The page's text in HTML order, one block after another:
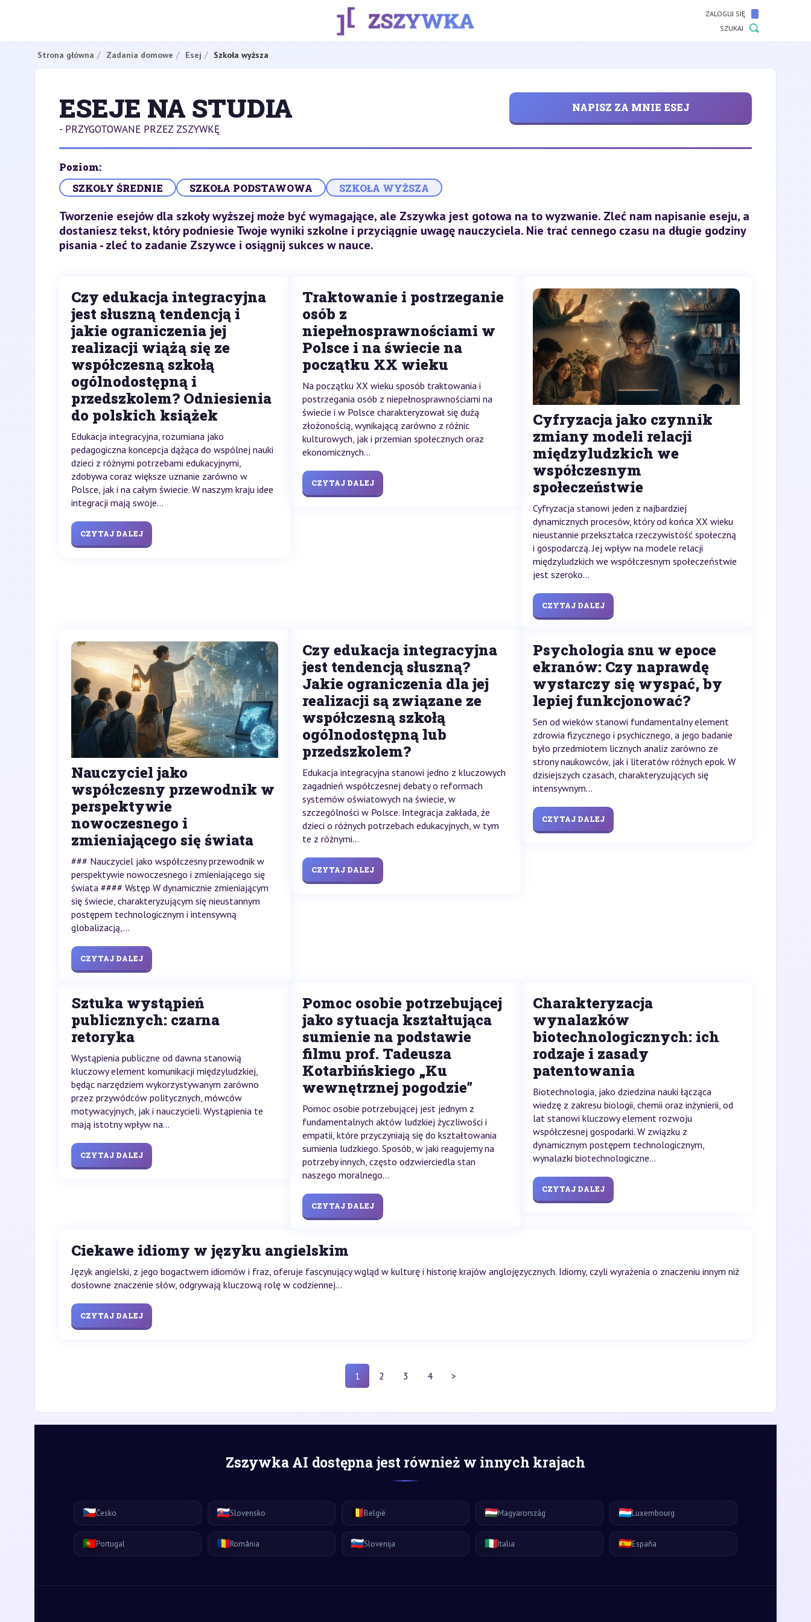
ZALOGUJ SIĘ
SZUKAJ
Strona główna Zadania domowe Esej Szkoła wyższa
ESEJE NA STUDIA
- PRZYGOTOWANE PRZEZ ZSZYWKĘ
NAPISZ ZA MNIE ESEJ
Poziom:
SZKOŁY ŚREDNIE
SZKOŁA PODSTAWOWA SZKOŁA WYŻSZA
Tworzenie esejów dla szkoły wyższej może być wymagające, ale Zszywka jest gotowa na to wyzwanie. Zleć nam napisanie eseju, a
dostaniesz tekst, który podniesie Twoje wyniki szkolne i przyciągnie uwagę nauczyciela. Nie trać cennego czasu na długie godziny
pisania - zleć to zadanie Zszywce i osiągnij sukces w nauce.
Czy edukacja integracyjna
jest słuszną tendencją i
jakie ograniczenia jej
realizacji wiążą się ze
współczesną szkołą
ogólnodostępną i
przedszkolem? Odniesienia
do polskich książek
Edukacja integracyjna, rozumiana jako
pedagogiczna koncepcja dążąca do wspólnej nauki
dzieci z różnymi potrzebami edukacyjnymi,
zdobywa coraz większe uznanie zarówno w
Polsce, jak i na całym świecie. W naszym kraju idee
integracji mają swoje...
CZYTAJ DALEJ
Traktowanie i postrzeganie
osób z
niepełnosprawnościami w
Polsce i na świecie na
początku XX wieku
Na początku XX wieku sposób traktowania i
postrzegania osób z niepełnosprawnościami na
świecie i w Polsce charakteryzował się dużą
złożonością, wynikającą zarówno z różnic
kulturowych, jak i przemian społecznych oraz
ekonomicznych...
CZYTAJ DALEJ
Cyfryzacja jako czynnik
zmiany modeli relacji
międzyludzkich we
współczesnym
społeczeństwie
Cyfryzacja stanowi jeden z najbardziej
dynamicznych procesów, który od końca XX wieku
nieustannie przekształca rzeczywistość społeczną
i gospodarczą. Jej wpływ na modele relacji
międzyludzkich we współczesnym społeczeństwie
jest szeroko...
CZYTAJ DALEJ
Nauczyciel jako
współczesny przewodnik w
perspektywie
nowoczesnego i
zmieniającego się świata
### Nauczyciel jako współczesny przewodnik w
perspektywie nowoczesnego i zmieniającego się
świata #### Wstęp W dynamicznie zmieniającym
się świecie, charakteryzującym się nieustannym
postępem technologicznym i intensywną
globalizacją,...
CZYTAJ DALEJ
Czy edukacja integracyjna
jest tendencją słuszną?
Jakie ograniczenia dla jej
realizacji są związane ze
współczesną szkołą
ogólnodostępną lub
przedszkolem?
Edukacja integracyjna stanowi jedno z kluczowych
zagadnień współczesnej debaty o reformach
systemów oświatowych na świecie, w
szczególności w Polsce. Integracja zakłada, że
dzieci o różnych potrzebach edukacyjnych, w tym
te z różnymi...
CZYTAJ DALEJ
Psychologia snu w epoce
ekranów: Czy naprawdę
wystarczy się wyspać, by
lepiej funkcjonować?
Sen od wieków stanowi fundamentalny element
zdrowia fizycznego i psychicznego, a jego badanie
było przedmiotem licznych analiz zarówno ze
strony naukowców, jak i literatów różnych epok. W
dzisiejszych czasach, charakteryzujących się
intensywnym...
CZYTAJ DALEJ
Sztuka wystąpień
publicznych: czarna
retoryka
Wystąpienia publiczne od dawna stanowią
kluczowy element komunikacji międzyludzkiej,
będąc narzędziem wykorzystywanym zarówno
przez przywódców politycznych, mówców
motywacyjnych, jak i nauczycieli. Wystąpienia te
mają istotny wpływ na...
CZYTAJ DALEJ
Pomoc osobie potrzebującej
jako sytuacja kształtująca
sumienie na podstawie
filmu prof. Tadeusza
Kotarbińskiego „Ku
wewnętrznej pogodzie”
Pomoc osobie potrzebującej jest jednym z
fundamentalnych aktów ludzkiej życzliwości i
empatii, które przyczyniają się do kształtowania
sumienia ludzkiego. Sposób, w jaki reagujemy na
potrzeby innych, często odzwierciedla stan
naszego moralnego...
CZYTAJ DALEJ
Charakteryzacja
wynalazków
biotechnologicznych: ich
rodzaje i zasady
patentowania
Biotechnologia, jako dziedzina nauki łącząca
wiedzę z zakresu biologii, chemii oraz inżynierii, od
lat stanowi kluczowy element rozwoju
współczesnej gospodarki. W związku z
dynamicznym postępem technologicznym,
wynalazki biotechnologiczne...
CZYTAJ DALEJ
Ciekawe idiomy w języku angielskim
Język angielski, z jego bogactwem idiomów i fraz, oferuje fascynujący wgląd w kulturę i historię krajów anglojęzycznych. Idiomy, czyli wyrażenia o znaczeniu innym niż
dosłowne znaczenie słów, odgrywają kluczową rolę w codziennej...
CZYTAJ DALEJ
1 2 3 4 >
Zszywka AI dostępna jest również w innych krajach
🇨🇿Česko 🇸🇰Slovensko 🇧🇪België 🇭🇺Magyarország 🇱🇺Luxembourg
🇵🇹Portugal 🇷🇴România 🇸🇮Slovenija 🇮🇹Italia 🇪🇸España